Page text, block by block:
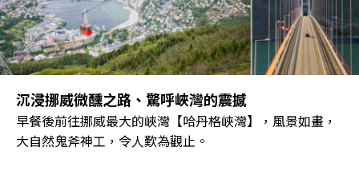
沉浸挪威微醺之路、驚呼峽灣的震撼
早餐後前往挪威最大的峽灣【哈丹格峽灣】，風景如畫，
大自然鬼斧神工，令人歎為觀止。